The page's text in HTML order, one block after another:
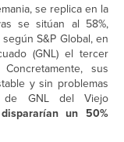
se replica en la
se sitúan al 58%,
S&P Global, en
(GNL) el tercer
sus
y sin problemas
de GNL del Viejo
un 50%